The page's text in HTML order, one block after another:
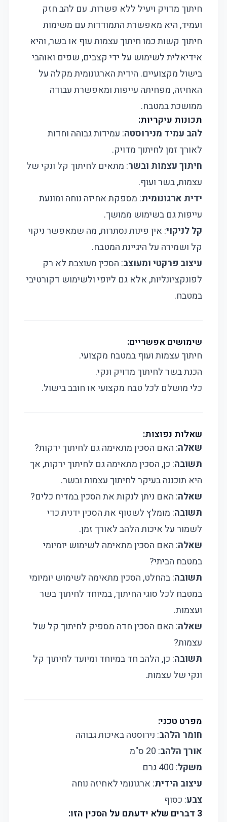
חיתוך מדויק ויעיל ללא פשרות. עם להב חזק
ועמיד, היא מאפשרת התמודדות עם משימות
חיתוך קשות כמו חיתוך עצמות עוף או בשר, והיא
אידיאלית לשימוש על ידי קצבים, שפים ואוהבי
בישול מקצועיים. הידית הארגונומית מקלה על
האחיזה, מפחיתה עייפות ומאפשרת עבודה
ממושכת במטבח.
תכונות עיקריות:
להב עמיד מנירוסטה: עמידות גבוהה וחדות
לאורך זמן לחיתוך מדויק.
חיתוך עצמות ובשר: מתאים לחיתוך קל ונקי של
עצמות, בשר ועוף.
ידית ארגונומית: מספקת אחיזה נוחה ומונעת
עייפות גם בשימוש ממושך.
קל לניקוי: אין פינות נסתרות, מה שמאפשר ניקוי
קל ושמירה על היגיינת המטבח.
עיצוב פרקטי ומעוצב: הסכין מעוצבת לא רק
לפונקציונליות, אלא גם ליופי ולשימוש דקורטיבי
במטבח.
שימושים אפשריים:
חיתוך עצמות ועוף במטבח מקצועי.
הכנת בשר לחיתוך מדויק ונקי.
כלי מושלם לכל טבח מקצועי או חובב בישול.
שאלות נפוצות:
שאלה: האם הסכין מתאימה גם לחיתוך ירקות?
תשובה: כן, הסכין מתאימה גם לחיתוך ירקות, אך
היא תוכננה בעיקר לחיתוך עצמות ובשר.
שאלה: האם ניתן לנקות את הסכין במדיח כלים?
תשובה: מומלץ לשטוף את הסכין ידנית כדי
לשמור על איכות הלהב לאורך זמן.
שאלה: האם הסכין מתאימה לשימוש יומיומי
במטבח הביתי?
תשובה: בהחלט, הסכין מתאימה לשימוש יומיומי
במטבח לכל סוגי החיתוך, במיוחד לחיתוך בשר
ועצמות.
שאלה: האם הסכין חדה מספיק לחיתוך קל של
עצמות?
תשובה: כן, הלהב חד במיוחד ומיועד לחיתוך קל
ונקי של עצמות.
מפרט טכני:
חומר הלהב: נירוסטה באיכות גבוהה
אורך הלהב: 20 ס"מ
משקל: 400 גרם
עיצוב הידית: ארגונומי לאחיזה נוחה
צבע: כסוף
3 דברים שלא ידעתם על הסכין הזו: